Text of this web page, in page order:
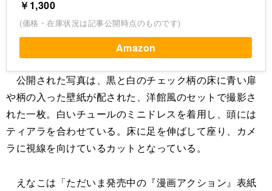
￥1,300
(価格・在庫状況は記事公開時点のものです)
Amazon
公開された写真は、黒と白のチェック柄の床に青い扉
や柄の入った壁紙が配された、洋館風のセットで撮影さ
れた一枚。白いチュールのミニドレスを着用し、頭には
ティアラを合わせている。床に足を伸ばして座り、カメ
ラに視線を向けているカットとなっている。
えなこは「ただいま発売中の『漫画アクション』表紙